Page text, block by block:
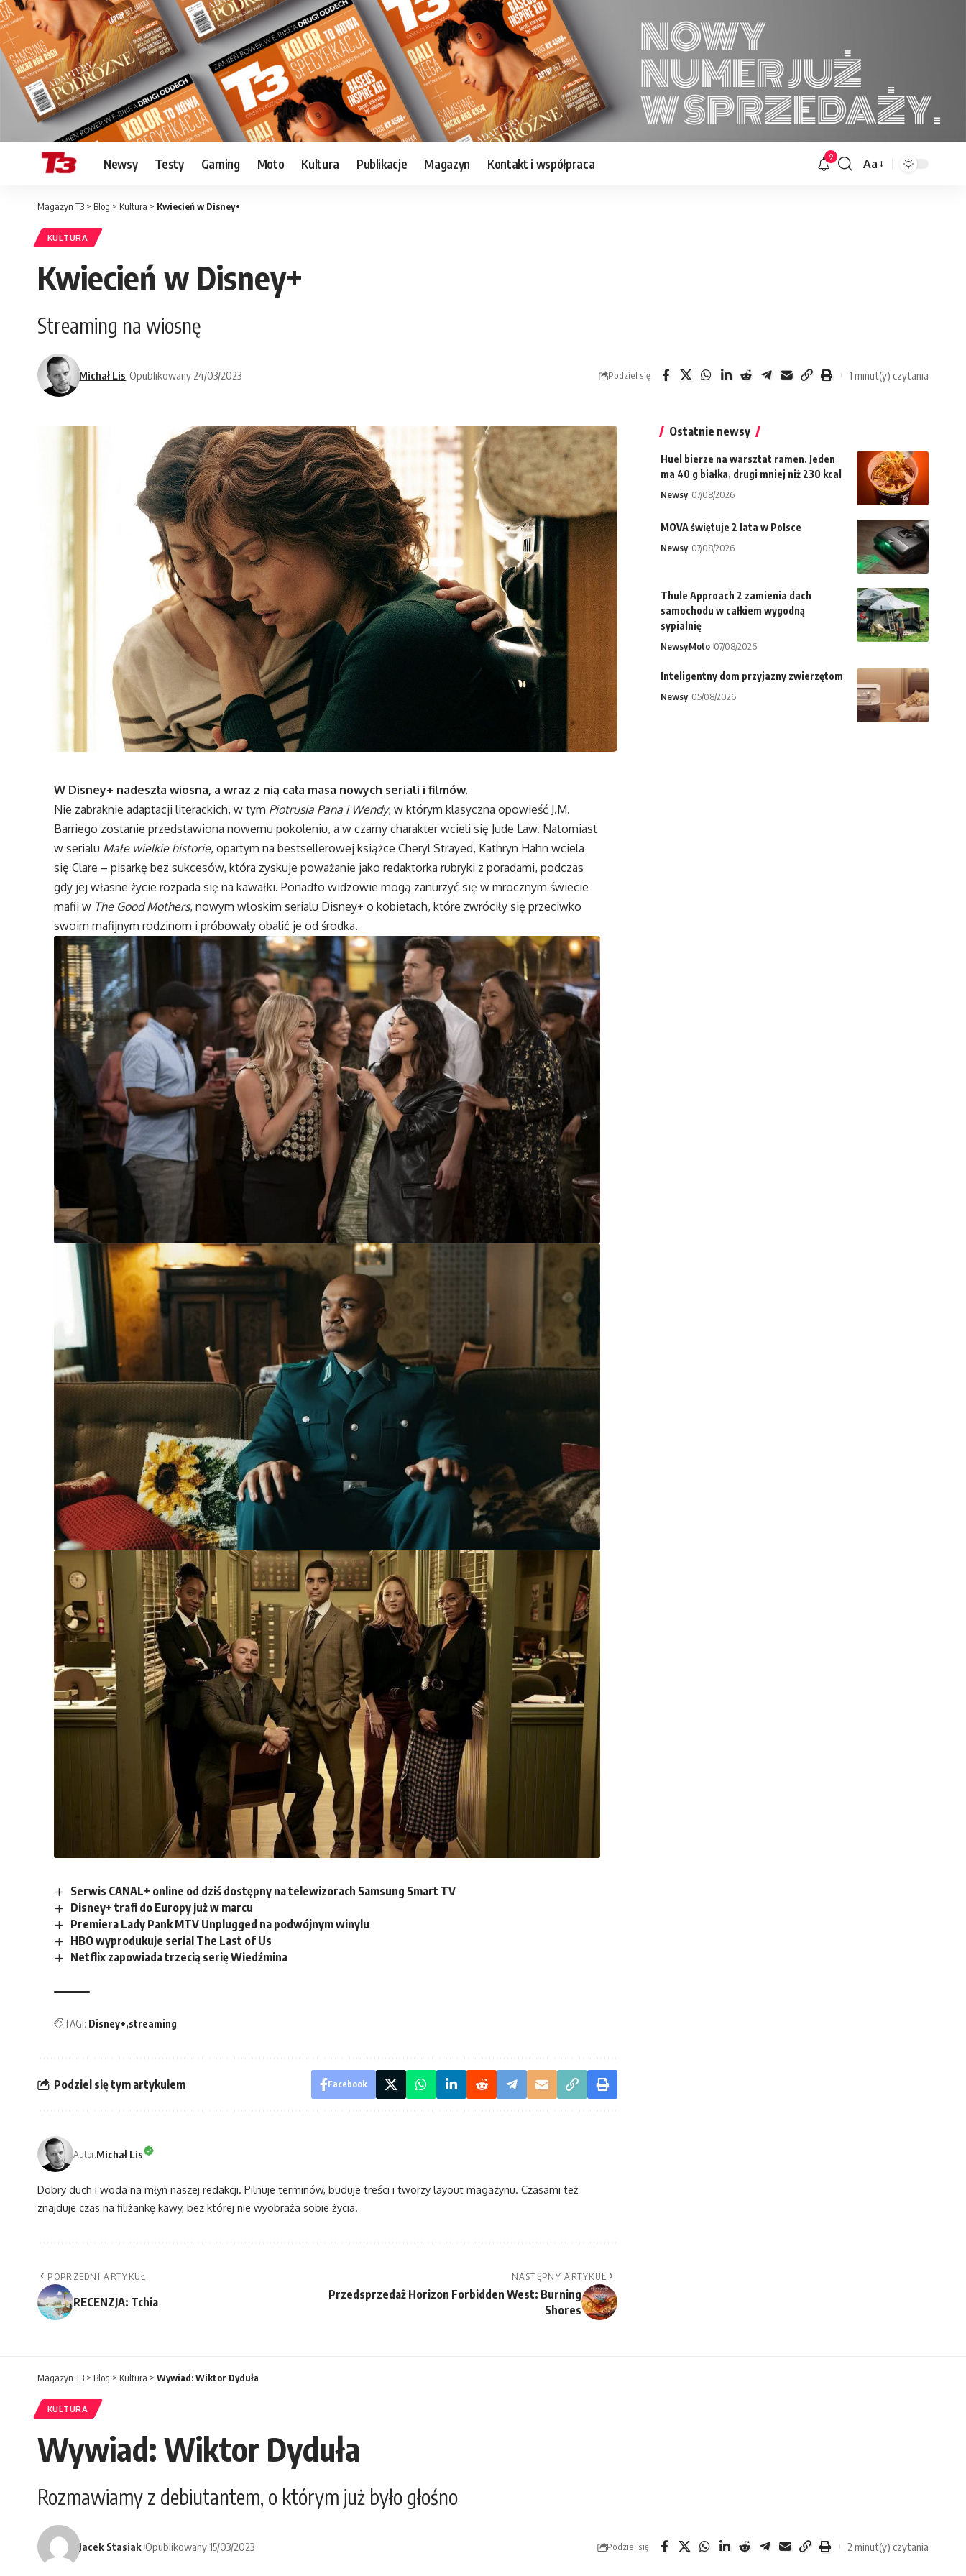
Newsy Testy Gaming Moto Kultura Publikacje Magazyn Kontakt i współpraca 9
Font
Aa
Magazyn T3 > Blog > Kultura > Kwiecień w Disney+
KULTURA
Kwiecień w Disney+
Streaming na wiosnę
Michał Lis Opublikowany 24/03/2023 Podziel się 1 minut(y) czytania
W Disney+ nadeszła wiosna, a wraz z nią cała masa nowych seriali i filmów.
Nie zabraknie adaptacji literackich, w tym Piotrusia Pana i Wendy, w którym klasyczna opowieść J.M.
Barriego zostanie przedstawiona nowemu pokoleniu, a w czarny charakter wcieli się Jude Law. Natomiast
w serialu Małe wielkie historie, opartym na bestsellerowej książce Cheryl Strayed, Kathryn Hahn wciela
się Clare – pisarkę bez sukcesów, która zyskuje poważanie jako redaktorka rubryki z poradami, podczas
gdy jej własne życie rozpada się na kawałki. Ponadto widzowie mogą zanurzyć się w mrocznym świecie
mafii w The Good Mothers, nowym włoskim serialu Disney+ o kobietach, które zwróciły się przeciwko
swoim mafijnym rodzinom i próbowały obalić je od środka.
Serwis CANAL+ online od dziś dostępny na telewizorach Samsung Smart TV
Disney+ trafi do Europy już w marcu
Premiera Lady Pank MTV Unplugged na podwójnym winylu
HBO wyprodukuje serial The Last of Us
Netflix zapowiada trzecią serię Wiedźmina
TAGI: Disney+ streaming
Podziel się tym artykułem Facebook
Autor:Michał Lis
Dobry duch i woda na młyn naszej redakcji. Pilnuje terminów, buduje treści i tworzy layout magazynu. Czasami też
znajduje czas na filiżankę kawy, bez której nie wyobraża sobie życia.
POPRZEDNI ARTYKUŁ
RECENZJA: Tchia
NASTĘPNY ARTYKUŁ
Przedsprzedaż Horizon Forbidden West: Burning
Shores
Ostatnie newsy
Huel bierze na warsztat ramen. Jeden
ma 40 g białka, drugi mniej niż 230 kcal
Newsy 07/08/2026
MOVA świętuje 2 lata w Polsce
Newsy 07/08/2026
Thule Approach 2 zamienia dach
samochodu w całkiem wygodną
sypialnię
NewsyMoto 07/08/2026
Inteligentny dom przyjazny zwierzętom
Newsy 05/08/2026
Magazyn T3 > Blog > Kultura > Wywiad: Wiktor Dyduła
KULTURA
Wywiad: Wiktor Dyduła
Rozmawiamy z debiutantem, o którym już było głośno
Jacek Stasiak Opublikowany 15/03/2023 Podziel się 2 minut(y) czytania